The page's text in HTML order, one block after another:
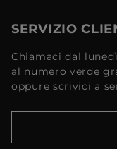
SERVIZIO
Chiamaci dal
al numero verde
oppure scrivici a